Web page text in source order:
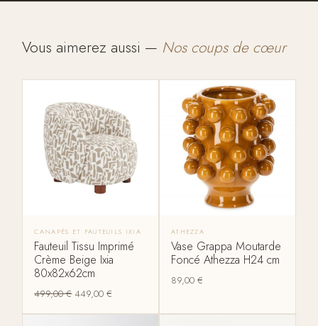
Vous aimerez aussi — Nos coups de cœur
CANAPÉS ET FAUTEUILS IXIA
Fauteuil Tissu Imprimé
Crème Beige Ixia
80x82x62cm
499,00€ 449,00€
ATHEZZA
Vase Grappa Moutarde
Foncé Athezza H24 cm
89,00 €